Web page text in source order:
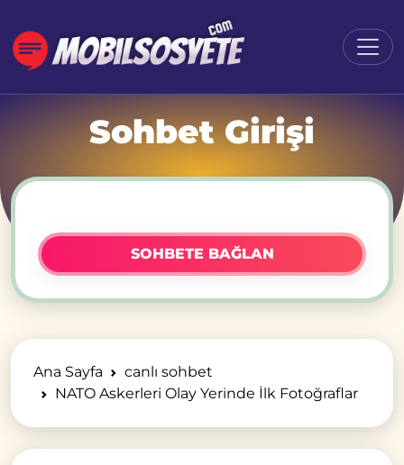
Sohbet Girişi
SOHBETE BAĞLAN
Ana Sayfa
canlı sohbet
NATO Askerleri Olay Yerinde İlk Fotoğraflar